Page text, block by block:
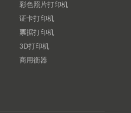
彩色照片打印机
证卡打印机
票据打印机
3D打印机
商用衡器